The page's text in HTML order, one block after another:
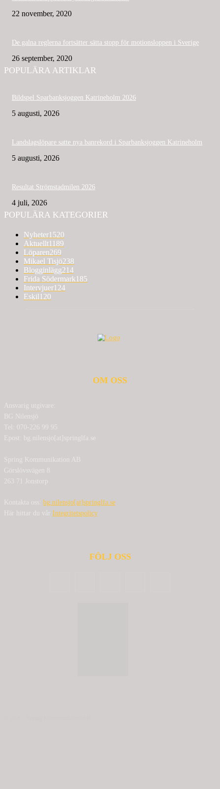
22 november, 2020
De galna reglerna fortsätter sätta stopp för motionsloppen i Sverige
26 september, 2020
POPULÄRA ARTIKLAR
Bildspel Sparbanksjoggen Katrineholm 2026
5 augusti, 2026
Landslagslöpare satte nya banrekord i Sparbanksjoggen Katrineholm
5 augusti, 2026
Resultat Strömstadmilen 2026
4 juli, 2026
POPULÄRA KATEGORIER
Nyheter1520
Aktuellt1189
Löparen269
Mikael Tisjö238
Blogginlägg214
Frida Södermark185
Intervjuer124
Eskil120
OM OSS
Ansvarig utgivare:
BG Nilensjö
Tel: 070-226 99 95
Epost: bg.nilensjo[at]springlfa.se
Spring Kommunikation AB
Görslövsvägen 8
263 71 Jonstorp
Kontakta oss: bg.nilensjo[at]springlfa.se
Här hittar du vår Integritetspolicy
FÖLJ OSS